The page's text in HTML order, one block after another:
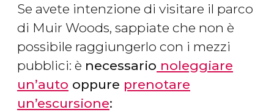
Se avete intenzione di visitare il parco
di Muir Woods, sappiate che non è
possibile raggiungerlo con i mezzi
pubblici: è necessario noleggiare
un’auto oppure prenotare
un’escursione: